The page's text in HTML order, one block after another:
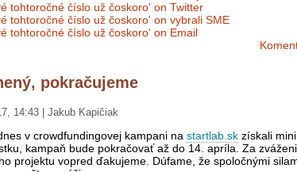
pokračujeme
14:43 | Jakub Kapičiak
v crowdfundingovej kampani nastartlab.sk získali
kampaň bude pokračovať až do 14. apríla. Za
projektu vopred ďakujeme. Dúfame, že spoločnými